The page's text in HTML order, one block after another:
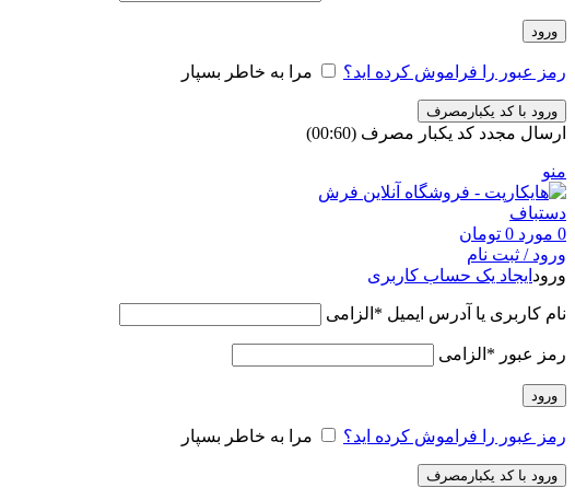
ورود
رمز عبور را فراموش کرده اید؟ مرا به خاطر بسپار
ورود با کد یکبارمصرف
ارسال مجدد کد یکبار مصرف (00:
60
)
منو
0 مورد 0 تومان
ورود / ثبت نام
ورود ایجاد یک حساب کاربری
نام کاربری یا آدرس ایمیل * الزامی
رمز عبور * الزامی
ورود
رمز عبور را فراموش کرده اید؟ مرا به خاطر بسپار
ورود با کد یکبارمصرف